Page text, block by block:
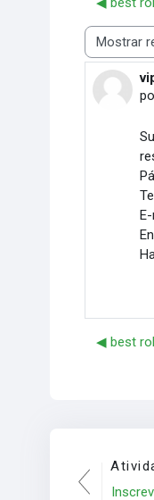
Modo de
◀︎ best